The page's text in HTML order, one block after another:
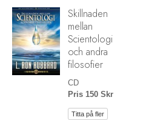
Skillnaden
mellan
Scientologi
och andra
filosofier
CD
Pris 150 Skr
Titta på fler